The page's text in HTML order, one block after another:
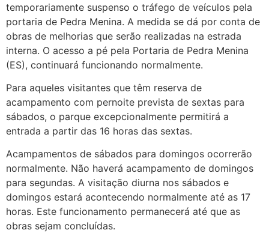
temporariamente suspenso o tráfego de veículos pela
portaria de Pedra Menina. A medida se dá por conta de
obras de melhorias que serão realizadas na estrada
interna. O acesso a pé pela Portaria de Pedra Menina
(ES), continuará funcionando normalmente.
Para aqueles visitantes que têm reserva de
acampamento com pernoite prevista de sextas para
sábados, o parque excepcionalmente permitirá a
entrada a partir das 16 horas das sextas.
Acampamentos de sábados para domingos ocorrerão
normalmente. Não haverá acampamento de domingos
para segundas. A visitação diurna nos sábados e
domingos estará acontecendo normalmente até as 17
horas. Este funcionamento permanecerá até que as
obras sejam concluídas.